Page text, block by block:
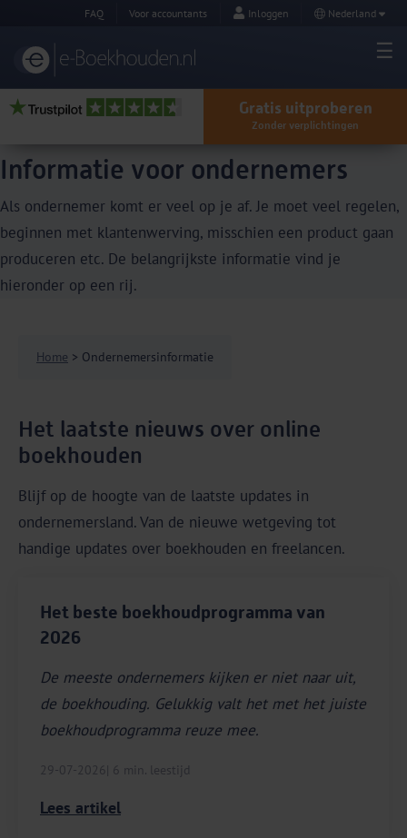
FAQ Voor accountants Inloggen Nederland
Gratis uitproberen
Zonder verplichtingen
Informatie voor ondernemers
Als ondernemer komt er veel op je af. Je moet veel regelen,
beginnen met klantenwerving, misschien een product gaan
produceren etc. De belangrijkste informatie vind je
hieronder op een rij.
Home > Ondernemersinformatie
Het laatste nieuws over online
boekhouden
Blijf op de hoogte van de laatste updates in
ondernemersland. Van de nieuwe wetgeving tot
handige updates over boekhouden en freelancen.
Het beste boekhoudprogramma van
2026
De meeste ondernemers kijken er niet naar uit,
de boekhouding. Gelukkig valt het met het juiste
boekhoudprogramma reuze mee.
29-07-2026 | 6 min. leestijd
Lees artikel